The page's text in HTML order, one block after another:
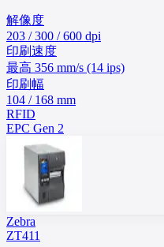
解像度
203 / 300 / 600 dpi
印刷速度
最高 356 mm/s (14 ips)
印刷幅
104 / 168 mm
RFID
EPC Gen 2
Zebra
ZT411